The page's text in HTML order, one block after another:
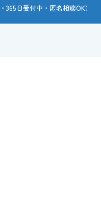
365日受付中・匿名相談OK）